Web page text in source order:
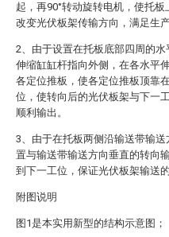
起，再90°转动旋转电机，使托
改变光伏板架传输方向，满足生产
2、由于设置在托板底部四周的
伸缩缸缸杆指向外侧，在各水平
各定位推板，使各定位推板顶靠
位，使转向后的光伏板架与下一
顺利输出。
3、由于在托板两侧沿输送带输
置与输送带输送方向垂直的转向
到下一工位，保证光伏板架输送
附图说明
图1是本实用新型的结构示意图；